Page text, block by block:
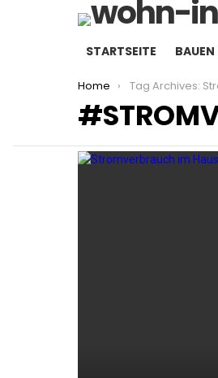
STARTSEITE
You are here:
Home Tag Archives:
LATEST